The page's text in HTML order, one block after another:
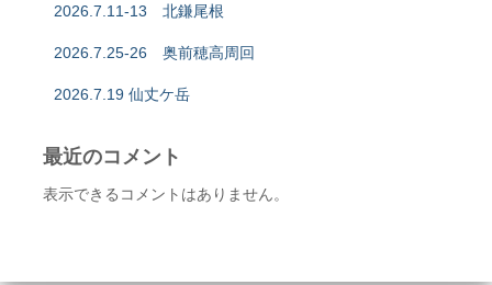
2026.7.11-13 北鎌尾根
2026.7.25-26 奥前穂高周回
2026.7.19 仙丈ケ岳
最近のコメント
表示できるコメントはありません。